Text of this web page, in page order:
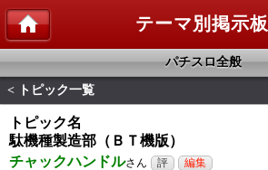
テーマ別掲示板
パチスロ全般
< トピック一覧
トピック名
駄機種製造部（ＢＴ機版）
チャックハンドルさん